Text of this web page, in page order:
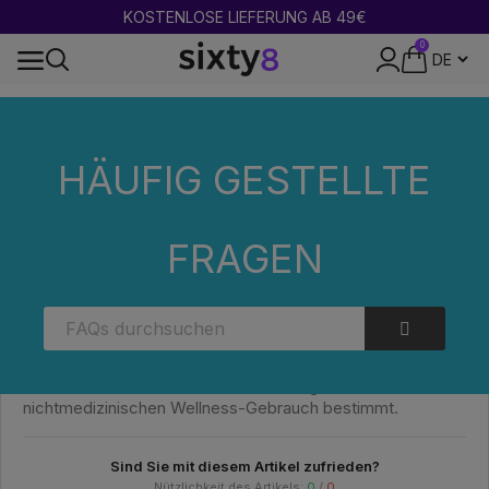
KOSTENLOSE LIEFERUNG AB 49€
0
HÄUFIG GESTELLTE
FRAGEN
HAT DIE CBD-BLÜTE DER MARKE
COOKIES PSYCHOAKTIVE WIRKUNGEN?
Nein. Die CBD-Blüten von Cookies enthalten ausschließlich
nichtmedizinischen Wellness-Gebrauch bestimmt.
Sind Sie mit diesem Artikel zufrieden?